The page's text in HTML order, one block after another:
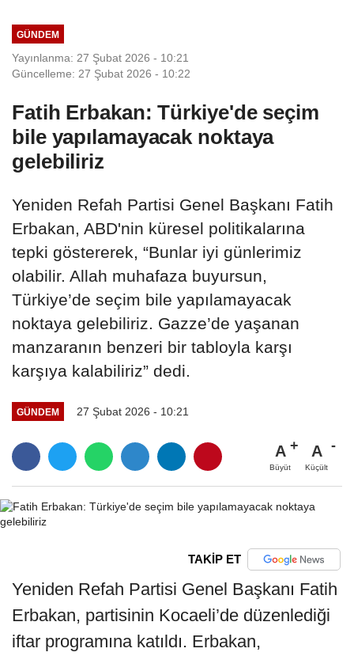
GÜNDEM
Yayınlanma: 27 Şubat 2026 - 10:21
Güncelleme: 27 Şubat 2026 - 10:22
Fatih Erbakan: Türkiye'de seçim
bile yapılamayacak noktaya
gelebiliriz
Yeniden Refah Partisi Genel Başkanı Fatih
Erbakan, ABD'nin küresel politikalarına
tepki göstererek, “Bunlar iyi günlerimiz
olabilir. Allah muhafaza buyursun,
Türkiye’de seçim bile yapılamayacak
noktaya gelebiliriz. Gazze’de yaşanan
manzaranın benzeri bir tabloyla karşı
karşıya kalabiliriz” dedi.
GÜNDEM 27 Şubat 2026 - 10:21
A
Büyüt
A
Küçült
TAKİP ET
Yeniden Refah Partisi Genel Başkanı Fatih
Erbakan, partisinin Kocaeli’de düzenlediği
iftar programına katıldı. Erbakan,